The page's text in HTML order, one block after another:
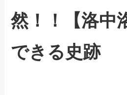
然！！【洛中
できる史跡